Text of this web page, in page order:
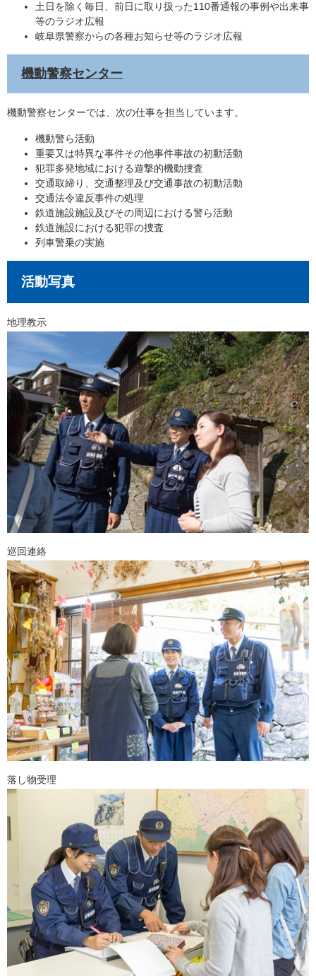
土日を除く毎日、前日に取り扱った110番通報の事例や出来事
等のラジオ広報
岐阜県警察からの各種お知らせ等のラジオ広報
機動警察センター
機動警察センターでは、次の仕事を担当しています。
機動警ら活動
重要又は特異な事件その他事件事故の初動活動
犯罪多発地域における遊撃的機動捜査
交通取締り、交通整理及び交通事故の初動活動
交通法令違反事件の処理
鉄道施設施設及びその周辺における警ら活動
鉄道施設における犯罪の捜査
列車警乗の実施
活動写真
地理教示
巡回連絡
落し物受理